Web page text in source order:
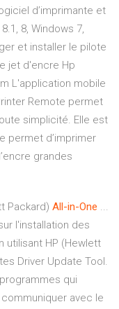
d’imprimante et
8, Windows 7,
et installer le pilote
jet d'encre Hp
L'application mobile
Remote permet
simplicité. Elle est
permet d’imprimer
grandes
Packard) All-in-One ...
l'installation des
utilisant HP (Hewlett
Driver Update Tool.
qui
avec le